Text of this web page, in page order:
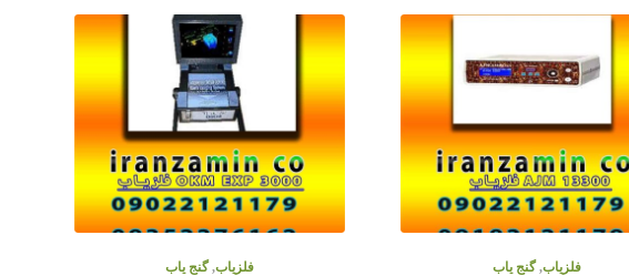
فلزیاب,گنج یاب فلزیاب,گنج یاب